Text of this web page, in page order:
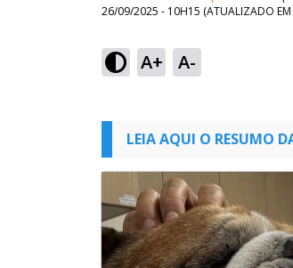
26/09/2025 - 10H15 (ATUALIZADO EM
A+ A-
LEIA AQUI O RESUMO